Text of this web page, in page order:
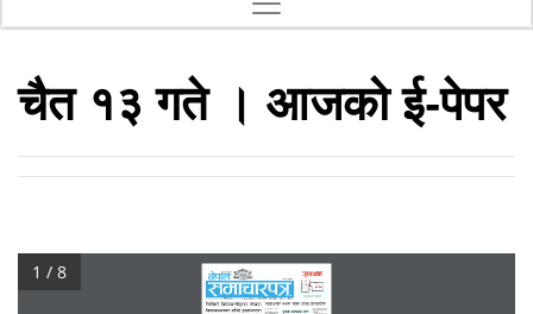
चैत १३ गते । आजको ई-पेपर
1 / 8